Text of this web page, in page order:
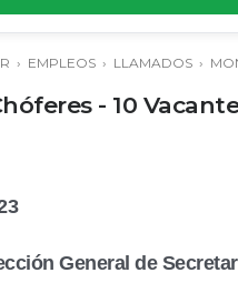
› EMPLEOS › LLAMADOS ›
- 10
General de